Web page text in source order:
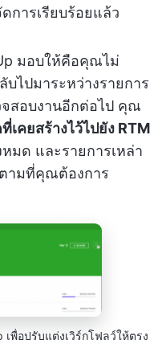
การเรียบร้อยแล้ว
มอบให้คือคุณไม่
ไปมาระหว่างรายการ
สอบงานอีกต่อไป คุณ
เคยสร้างไว้ไปยัง RTM
มด และรายการเหล่า
ามที่คุณต้องการ
พื่อปรับแต่งเวิร์กโฟลว์ให้ตรง